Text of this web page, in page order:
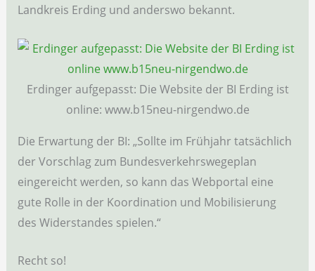
Landkreis Erding und anderswo bekannt.
Erdinger aufgepasst: Die Website der BI Erding ist
online: www.b15neu-nirgendwo.de
Die Erwartung der BI: „Sollte im Frühjahr tatsächlich
der Vorschlag zum Bundesverkehrswegeplan
eingereicht werden, so kann das Webportal eine
gute Rolle in der Koordination und Mobilisierung
des Widerstandes spielen.“
Recht so!